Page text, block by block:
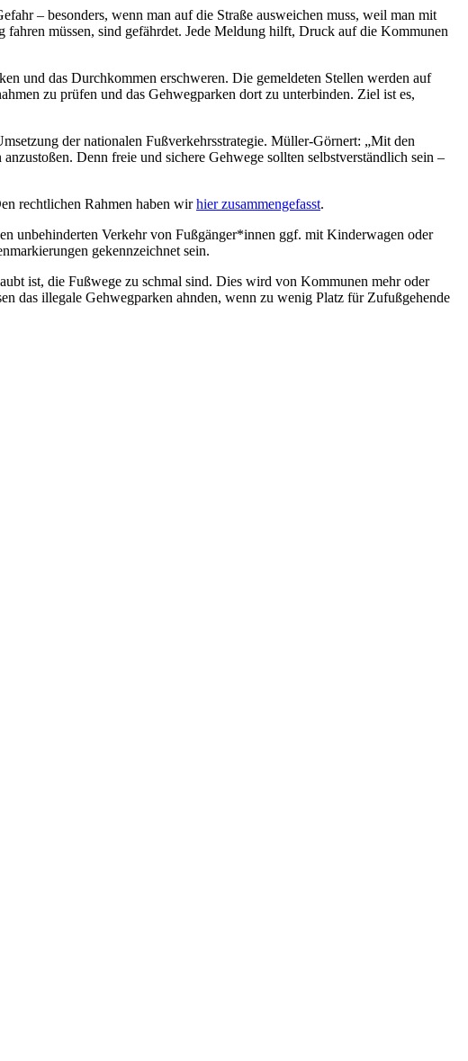
– besonders, wenn man auf die Straße ausweichen muss, weil man mit
müssen, sind gefährdet. Jede Meldung hilft, Druck auf die Kommunen
und das Durchkommen erschweren. Die gemeldeten Stellen werden auf
zu prüfen und das Gehwegparken dort zu unterbinden. Ziel ist es,
der nationalen Fußverkehrsstrategie. Müller-Görnert: „Mit den
Denn freie und sichere Gehwege sollten selbstverständlich sein –
rechtlichen Rahmen haben wirhier zusammengefasst.
unbehinderten Verkehr von Fußgänger*innen ggf. mit Kinderwagen oder
gekennzeichnet sein.
ist, die Fußwege zu schmal sind. Dies wird von Kommunen mehr oder
das illegale Gehwegparken ahnden, wenn zu wenig Platz für Zufußgehende